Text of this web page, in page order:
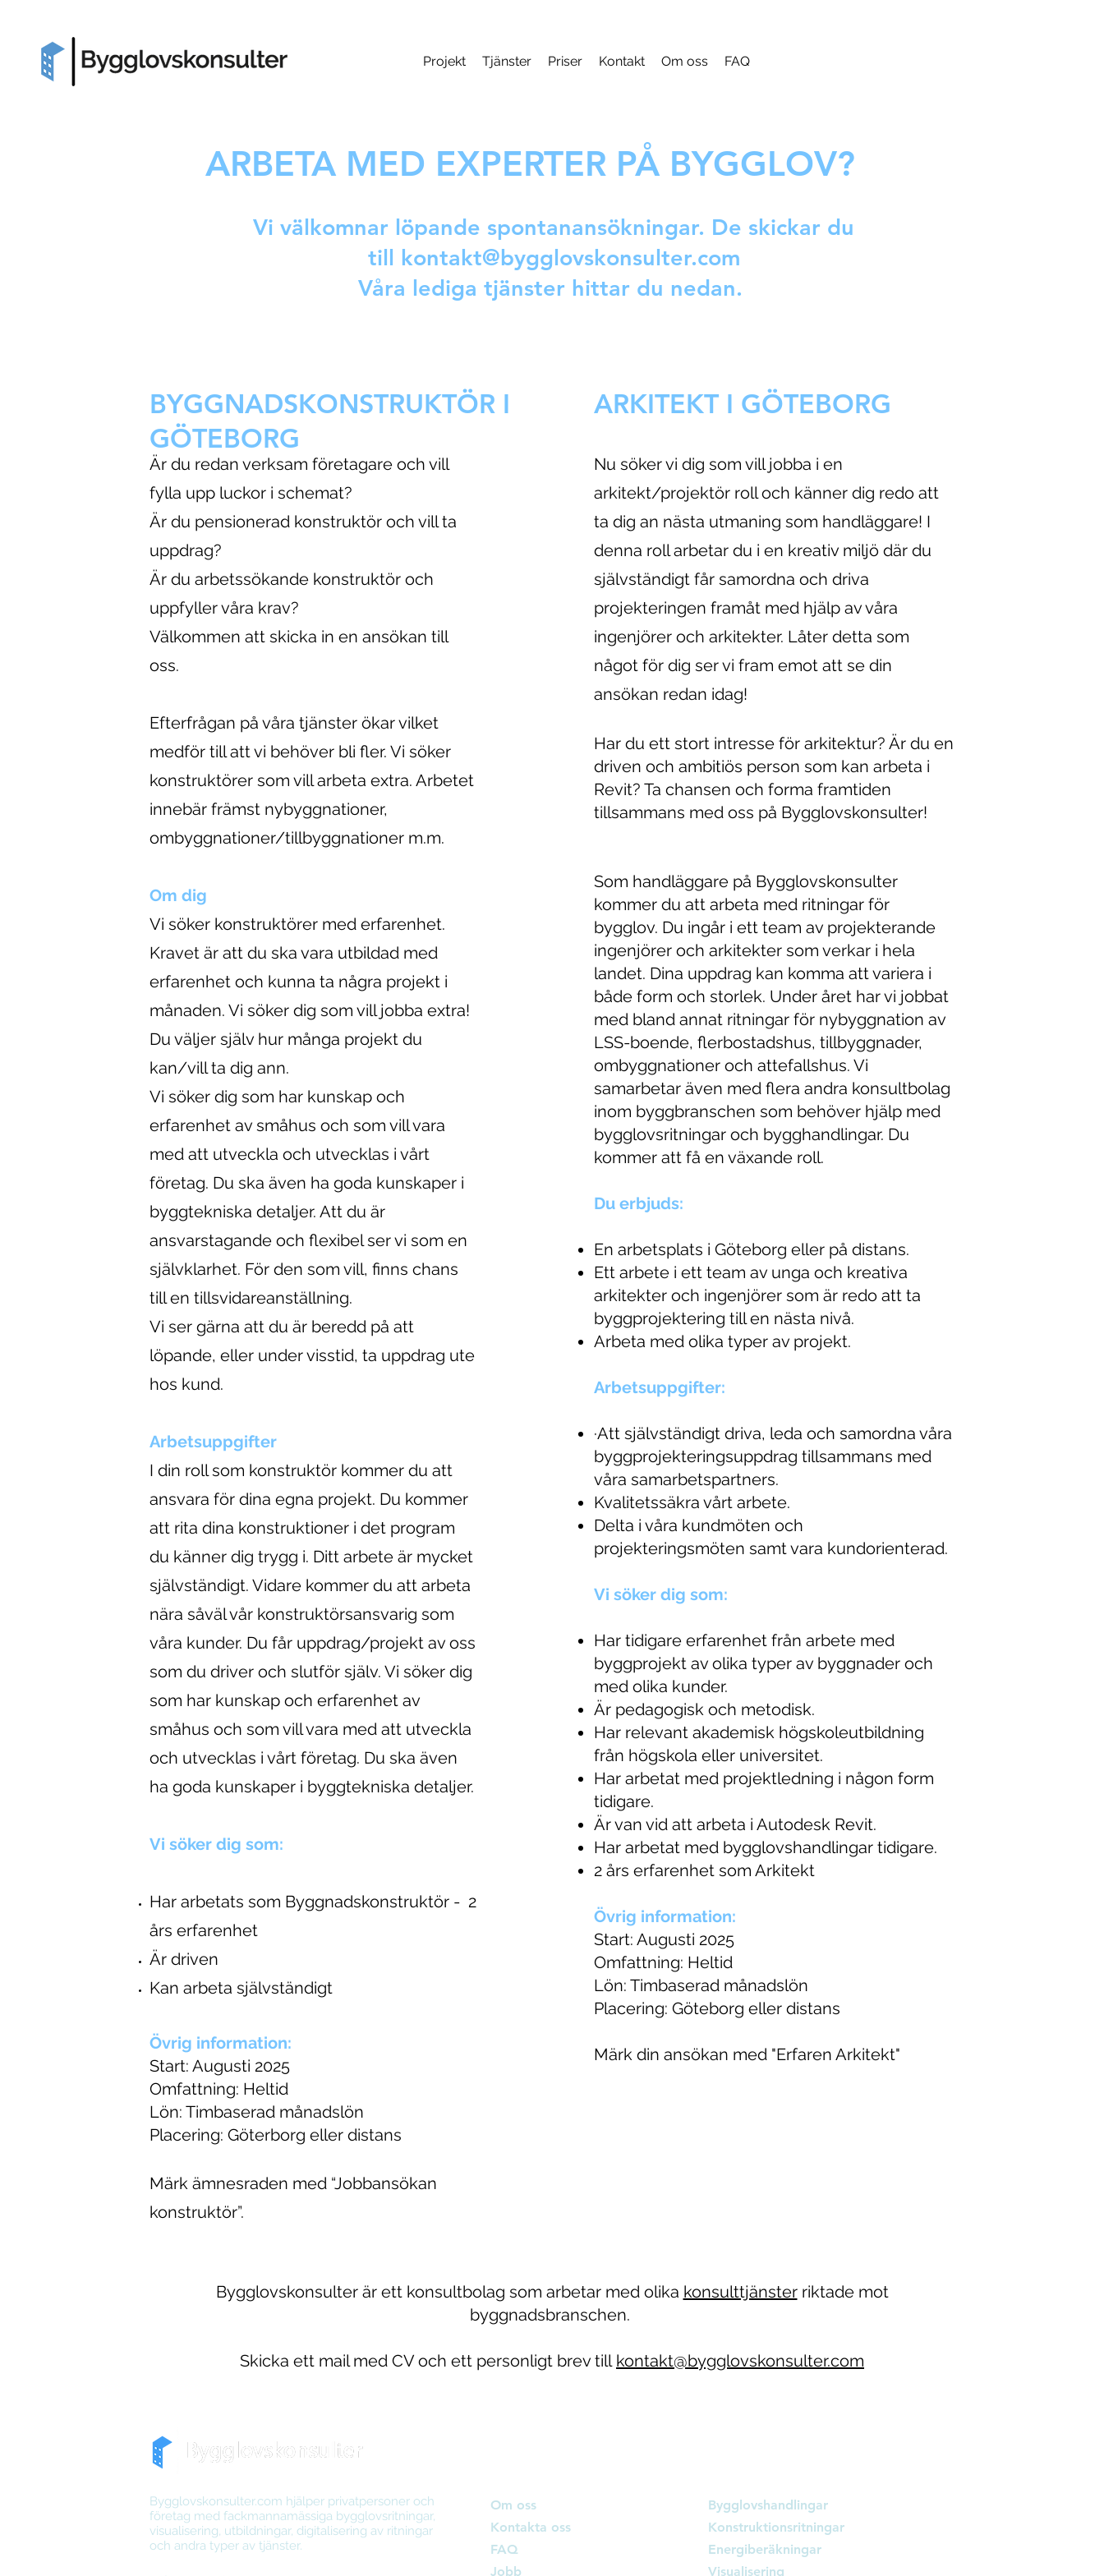
Projekt Tjänster Priser Kontakt Om oss FAQ
ARBETA MED EXPERTER PÅ BYGGLOV?
Vi välkomnar löpande spontanansökningar. De skickar du
till kontakt@bygglovskonsulter.com
Våra lediga tjänster hittar du nedan.
BYGGNADSKONSTRUKTÖR I
GÖTEBORG
ARKITEKT I GÖTEBORG
Är du redan verksam företagare och vill
fylla upp luckor i schemat?
Är du pensionerad konstruktör och vill ta
uppdrag?
Är du arbetssökande konstruktör och
uppfyller våra krav?
Välkommen att skicka in en ansökan till
oss.
Efterfrågan på våra tjänster ökar vilket
medför till att vi behöver bli fler. Vi söker
konstruktörer som vill arbeta extra. Arbetet
innebär främst nybyggnationer,
ombyggnationer/tillbyggnationer m.m.
Om dig
Vi söker konstruktörer med erfarenhet.
Kravet är att du ska vara utbildad med
erfarenhet och kunna ta några projekt i
månaden. Vi söker dig som vill jobba extra!
Du väljer själv hur många projekt du
kan/vill ta dig ann.
Vi söker dig som har kunskap och
erfarenhet av småhus och som vill vara
med att utveckla och utvecklas i vårt
företag. Du ska även ha goda kunskaper i
byggtekniska detaljer. Att du är
ansvarstagande och flexibel ser vi som en
självklarhet. För den som vill, finns chans
till en tillsvidareanställning.
Vi ser gärna att du är beredd på att
löpande, eller under visstid, ta uppdrag ute
hos kund.
Arbetsuppgifter
I din roll som konstruktör kommer du att
ansvara för dina egna projekt. Du kommer
att rita dina konstruktioner i det program
du känner dig trygg i. Ditt arbete är mycket
självständigt. Vidare kommer du att arbeta
nära såväl vår konstruktörsansvarig som
våra kunder. Du får uppdrag/projekt av oss
som du driver och slutför själv. Vi söker dig
som har kunskap och erfarenhet av
småhus och som vill vara med att utveckla
och utvecklas i vårt företag. Du ska även
ha goda kunskaper i byggtekniska detaljer.
Vi söker dig som:
Har arbetats som Byggnadskonstruktör - 2
års erfarenhet
Är driven
Kan arbeta självständigt
Övrig information:
Start: Augusti 2025
Omfattning: Heltid
Lön: Timbaserad månadslön
Placering: Göterborg eller distans
Märk ämnesraden med “Jobbansökan
konstruktör”.
Nu söker vi dig som vill jobba i en
arkitekt/projektör roll och känner dig redo att
ta dig an nästa utmaning som handläggare! I
denna roll arbetar du i en kreativ miljö där du
självständigt får samordna och driva
projekteringen framåt med hjälp av våra
ingenjörer och arkitekter. Låter detta som
något för dig ser vi fram emot att se din
ansökan redan idag!
Har du ett stort intresse för arkitektur? Är du en
driven och ambitiös person som kan arbeta i
Revit? Ta chansen och forma framtiden
tillsammans med oss på Bygglovskonsulter!
Som handläggare på Bygglovskonsulter
kommer du att arbeta med ritningar för
bygglov. Du ingår i ett team av projekterande
ingenjörer och arkitekter som verkar i hela
landet. Dina uppdrag kan komma att variera i
både form och storlek. Under året har vi jobbat
med bland annat ritningar för nybyggnation av
LSS-boende, flerbostadshus, tillbyggnader,
ombyggnationer och attefallshus. Vi
samarbetar även med flera andra konsultbolag
inom byggbranschen som behöver hjälp med
bygglovsritningar och bygghandlingar. Du
kommer att få en växande roll.
Du erbjuds:
En arbetsplats i Göteborg eller på distans.
Ett arbete i ett team av unga och kreativa
arkitekter och ingenjörer som är redo att ta
byggprojektering till en nästa nivå.
Arbeta med olika typer av projekt.
Arbetsuppgifter:
·Att självständigt driva, leda och samordna våra
byggprojekteringsuppdrag tillsammans med
våra samarbetspartners.
Kvalitetssäkra vårt arbete.
Delta i våra kundmöten och
projekteringsmöten samt vara kundorienterad.
Vi söker dig som:
Har tidigare erfarenhet från arbete med
byggprojekt av olika typer av byggnader och
med olika kunder.
Är pedagogisk och metodisk.
Har relevant akademisk högskoleutbildning
från högskola eller universitet.
Har arbetat med projektledning i någon form
tidigare.
Är van vid att arbeta i Autodesk Revit.
Har arbetat med bygglovshandlingar tidigare.
2 års erfarenhet som Arkitekt
Övrig information:
Start: Augusti 2025
Omfattning: Heltid
Lön: Timbaserad månadslön
Placering: Göteborg eller distans
Märk din ansökan med "Erfaren Arkitekt"
Bygglovskonsulter är ett konsultbolag som arbetar med olika konsulttjänsterriktade mot
byggnadsbranschen.
Skicka ett mail med CV och ett personligt brev till kontakt@bygglovskonsulter.com
Bygglovskonsulter.com hjälper privatpersoner och
företag med fackmannamässiga bygglovsritningar,
visualisering, utbildningar, digitalisering av ritningar
och andra typer av tjänster.
Om oss
Kontakta oss
FAQ
Jobb
Bygglovshandlingar
Konstruktionsritningar
Energiberäkningar
Visualisering